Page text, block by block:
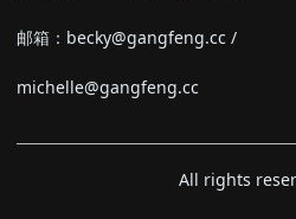
邮箱：becky@gangfeng.cc /
michelle@gangfeng.cc
All rights